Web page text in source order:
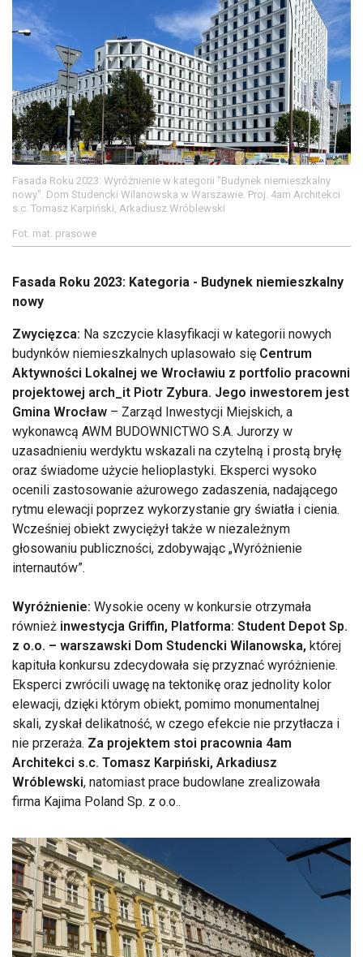
Fasada Roku 2023: Wyróżnienie w kategorii "Budynek niemieszkalny
nowy". Dom Studencki Wilanowska w Warszawie. Proj. 4am Architekci
s.c. Tomasz Karpiński, Arkadiusz Wróblewski
Fot. mat. prasowe
Fasada Roku 2023: Kategoria - Budynek niemieszkalny
nowy
Zwycięzca: Na szczycie klasyfikacji w kategorii nowych
budynków niemieszkalnych uplasowało się Centrum
Aktywności Lokalnej we Wrocławiu z portfolio pracowni
projektowej arch_it Piotr Zybura. Jego inwestorem jest
Gmina Wrocław – Zarząd Inwestycji Miejskich, a
wykonawcą AWM BUDOWNICTWO S.A. Jurorzy w
uzasadnieniu werdyktu wskazali na czytelną i prostą bryłę
oraz świadome użycie helioplastyki. Eksperci wysoko
ocenili zastosowanie ażurowego zadaszenia, nadającego
rytmu elewacji poprzez wykorzystanie gry światła i cienia.
Wcześniej obiekt zwyciężył także w niezależnym
głosowaniu publiczności, zdobywając „Wyróżnienie
internautów”.
Wyróżnienie: Wysokie oceny w konkursie otrzymała
również inwestycja Griffin, Platforma: Student Depot Sp.
z o.o. – warszawski Dom Studencki Wilanowska, której
kapituła konkursu zdecydowała się przyznać wyróżnienie.
Eksperci zwrócili uwagę na tektonikę oraz jednolity kolor
elewacji, dzięki którym obiekt, pomimo monumentalnej
skali, zyskał delikatność, w czego efekcie nie przytłacza i
nie przeraża. Za projektem stoi pracownia 4am
Architekci s.c. Tomasz Karpiński, Arkadiusz
Wróblewski, natomiast prace budowlane zrealizowała
firma Kajima Poland Sp. z o.o..